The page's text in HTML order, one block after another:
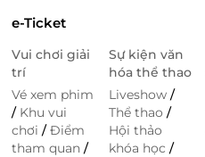
e-Ticket
Vui chơi giải
trí
Vé xem phim
/ Khu vui
chơi /Điểm
tham quan /
Sự kiện văn
hóa thể thao
Liveshow /
Thể thao /
Hội thảo
khóa học /